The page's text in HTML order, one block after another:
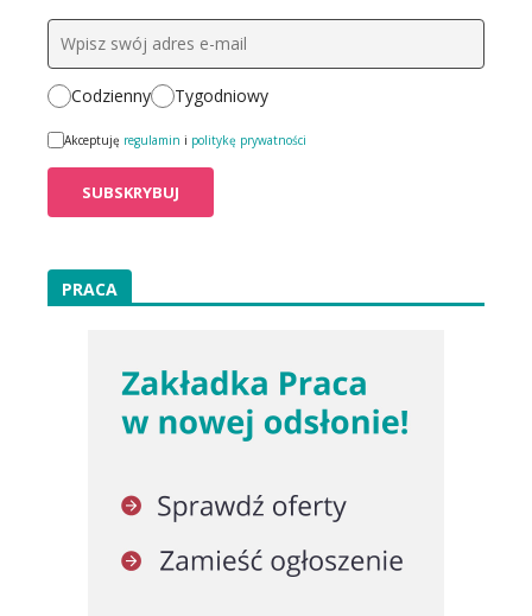
Codzienny Tygodniowy
Akceptuję regulamin i politykę prywatności
PRACA